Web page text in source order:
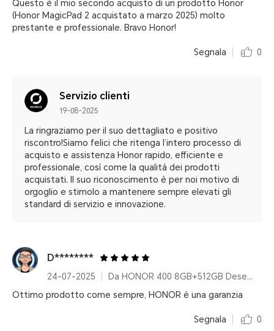
Questo è il mio secondo acquisto di un prodotto Honor
(Honor MagicPad 2 acquistato a marzo 2025) molto
prestante e professionale. Bravo Honor!
Segnala 0
Servizio clienti
19-08-2025
La ringraziamo per il suo dettagliato e positivo
riscontro!Siamo felici che ritenga l’intero processo di
acquisto e assistenza Honor rapido, efficiente e
professionale, così come la qualità dei prodotti
acquistati. Il suo riconoscimento è per noi motivo di
orgoglio e stimolo a mantenere sempre elevati gli
standard di servizio e innovazione.
D********
24-07-2025
Da HONOR 400 8GB+512GB Desert Gold
Ottimo prodotto come sempre, HONOR è una garanzia
Segnala 0